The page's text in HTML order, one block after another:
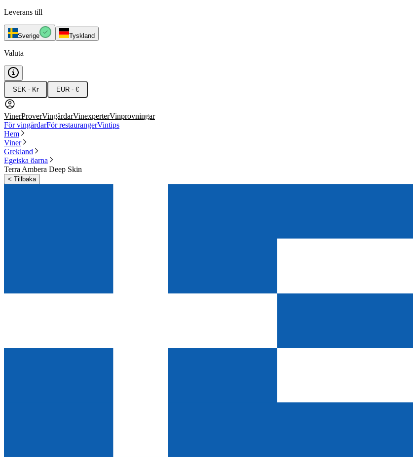
Leverans till
Sverige Tyskland
Valuta
SEK - Kr EUR - €
VinerProverVingårdarVinexperterVinprovningar
För vingårdarFör restaurangerVintips
Hem
Viner
Grekland
Egeiska öarna
Terra Ambera Deep Skin
< Tillbaka